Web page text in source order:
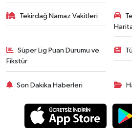
Tekirdağ Namaz Vakitleri
Süper Lig Puan Durumu ve
Fikstür
Son Dakika Haberleri